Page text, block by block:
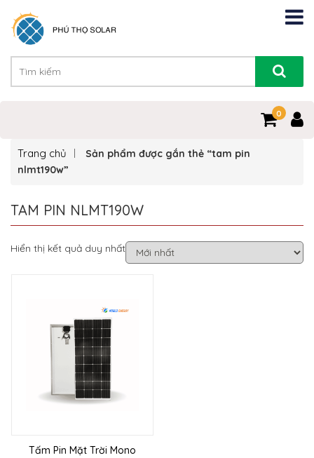
0
Trang chủ
Sản phẩm được gắn thẻ “tam pin
nlmt190w”
TAM PIN NLMT190W
Hiển thị kết quả duy nhất
Tấm Pin Mặt Trời Mono